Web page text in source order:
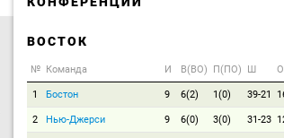
ВОСТОК
№ Команда И В(ВО) П(ПО) Ш О
1 Бостон 9 6(2) 1(0) 39-21
2 Нью-Джерси 9 6(0) 3(0) 31-23